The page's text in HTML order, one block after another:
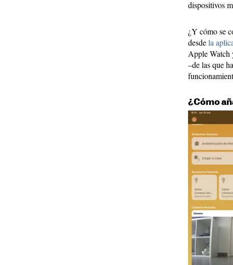
dispositivos
¿Y cómo se
desdela
Apple Watch
–de las que
¿Cómo